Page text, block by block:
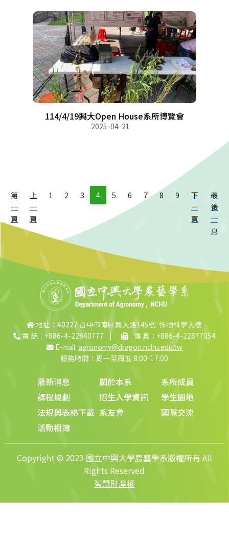
114/4/19興大Open House系所博覽會
2025-04-21
第
一
頁
上
一
頁
1 2 3 4 5 6 7 8 9
下
一
頁
最
後
一
頁
地址：40227 台中市南區興大路145號 作物科學大樓
電 話：+886-4-22840777 |
傳 真：+886-4-22877054
E-mail: agronomy@dragon.nchu.edu.tw
服務時間：周一至周五 8:00-17:00
最新消息 關於本系
系所成員
課程規劃
招生入學資訊
學生園地
法規與表格下載 系友會
國際交流
活動相簿
Copyright © 2023 國立中興大學農藝學系版權所有 All
Rights Reserved
智慧財產權